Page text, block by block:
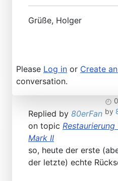
Grüße, Holger
Please Log in or Create
conversation.
by
Replied by 80erFan
on topic
Mark II
so, heute der erste
der letzte) echte